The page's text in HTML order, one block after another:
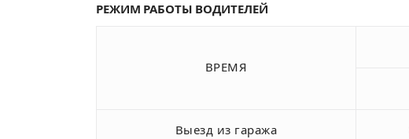
РЕЖИМ РАБОТЫ ВОДИТЕЛЕЙ
ВРЕМЯ
Выезд из гаража